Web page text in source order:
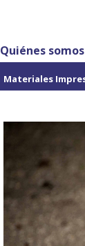
Quiénes somos
Materiales